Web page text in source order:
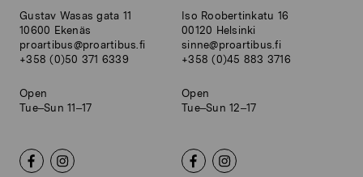
Gustav Wasas gata 11
10600 Ekenäs
proartibus@proartibus.fi
+358 (0)50 371 6339
Open
Tue–Sun 11–17
Iso Roobertinkatu 16
00120 Helsinki
sinne@proartibus.fi
+358 (0)45 883 3716
Open
Tue–Sun 12–17